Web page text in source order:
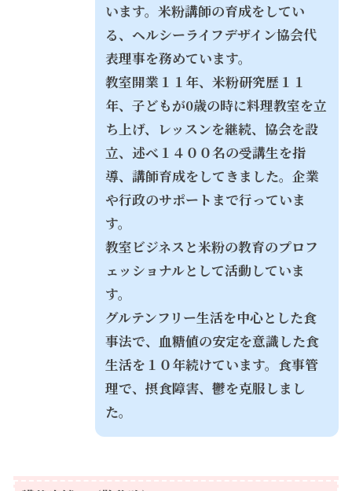
います。米粉講師の育成をしてい
る、 ヘルシーライフデザイン協会代
表理事を務めています。
教室開業１１年、米粉研究歴１１
年、子どもが0歳の時に料理教室を立
ち上げ、レッスンを継続、協会を設
立、述べ１４００名の受講生を指
導、講師育成をしてきました。企業
や行政のサポートまで行っていま
す。
教室ビジネスと米粉の教育のプロフ
ェッショナルとして活動していま
す。
グルテンフリー生活を中心とした食
事法で、血糖値の安定を意識した食
生活を１０年続けています。食事管
理で、摂食障害、鬱を克服しまし
た。